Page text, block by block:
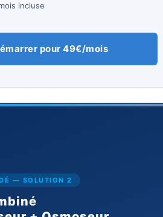
incluse
pour 49€/mois
— SOLUTION 2